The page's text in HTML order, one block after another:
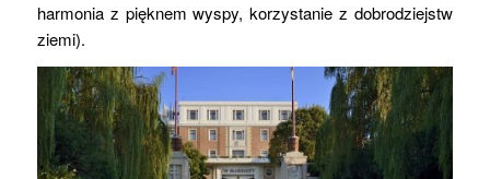
harmonia z pięknem wyspy, korzystanie z dobrodziejstw
ziemi).